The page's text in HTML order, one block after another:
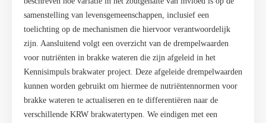
samenstelling van levensgemeenschappen, inclusief een
toelichting op de mechanismen die hiervoor verantwoordelijk
zijn. Aansluitend volgt een overzicht van de drempelwaarden
voor nutriënten in brakke wateren die zijn afgeleid in het
Kennisimpuls brakwater project. Deze afgeleide drempelwaarden
kunnen worden gebruikt om hiermee de nutriëntennormen voor
brakke wateren te actualiseren en te differentiëren naar de
verschillende KRW brakwatertypen. We eindigen met een